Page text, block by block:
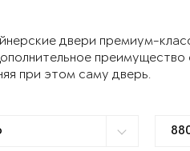
двери премиум-
при этом саму дверь.